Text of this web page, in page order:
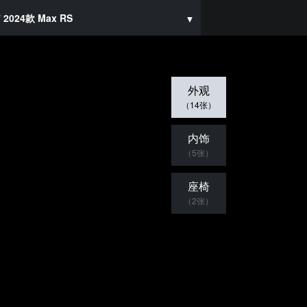
2024款 Max RS
外观
（14张）
内饰
（5张）
座椅
（2张）